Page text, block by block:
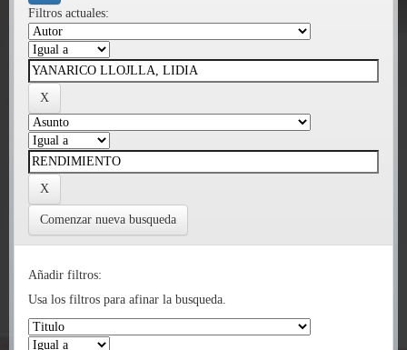
Filtros actuales:
Comenzar nueva busqueda
Añadir filtros:
Usa los filtros para afinar la busqueda.